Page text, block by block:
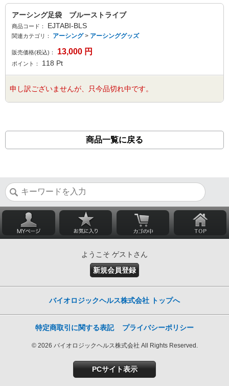
アーシング足袋 ブルーストライブ
商品コード： EJTABI-BLS
関連カテゴリ： アーシング> アーシンググッズ
販売価格(税込)： 13,000 円
ポイント： 118 Pt
申し訳ございませんが、只今品切れ中です。
商品一覧に戻る
ようこそ ゲストさん
新規会員登録
バイオロジックヘルス株式会社 トップへ
特定商取引に関する表記 プライバシーポリシー
© 2026 バイオロジックヘルス株式会社 All Rights Reserved.
PCサイト表示